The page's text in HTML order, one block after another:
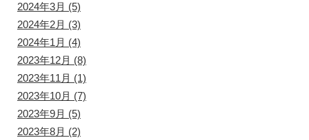
2024年3月 (5)
2024年2月 (3)
2024年1月 (4)
2023年12月 (8)
2023年11月 (1)
2023年10月 (7)
2023年9月 (5)
2023年8月 (2)